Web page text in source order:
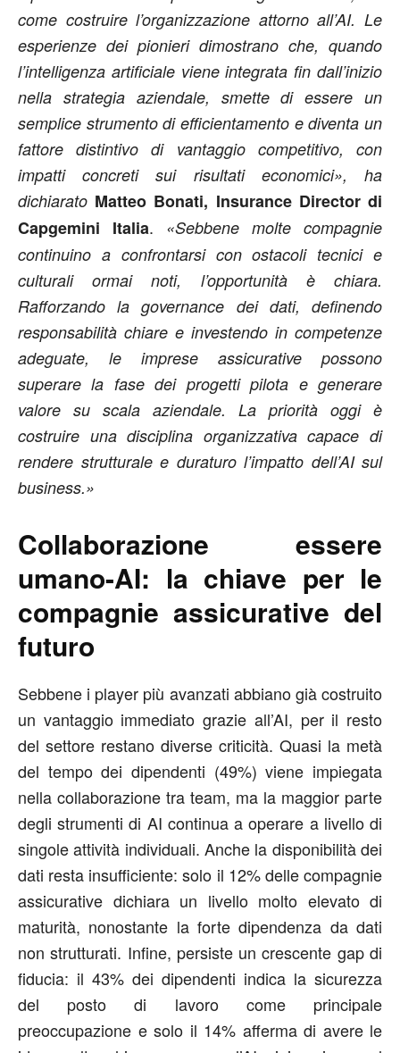
come costruire l’organizzazione attorno all’AI. Le
esperienze dei pionieri dimostrano che, quando
l’intelligenza artificiale viene integrata fin dall’inizio
nella strategia aziendale, smette di essere un
semplice strumento di efficientamento e diventa un
fattore distintivo di vantaggio competitivo, con
impatti concreti sui risultati economici», ha
dichiarato Matteo Bonati, Insurance Director di
Capgemini Italia. «Sebbene molte compagnie
continuino a confrontarsi con ostacoli tecnici e
culturali ormai noti, l’opportunità è chiara.
Rafforzando la governance dei dati, definendo
responsabilità chiare e investendo in competenze
adeguate, le imprese assicurative possono
superare la fase dei progetti pilota e generare
valore su scala aziendale. La priorità oggi è
costruire una disciplina organizzativa capace di
rendere strutturale e duraturo l’impatto dell’AI sul
business.»
Collaborazione essere
umano-AI: la chiave per le
compagnie assicurative del
futuro
Sebbene i player più avanzati abbiano già costruito
un vantaggio immediato grazie all’AI, per il resto
del settore restano diverse criticità. Quasi la metà
del tempo dei dipendenti (49%) viene impiegata
nella collaborazione tra team, ma la maggior parte
degli strumenti di AI continua a operare a livello di
singole attività individuali. Anche la disponibilità dei
dati resta insufficiente: solo il 12% delle compagnie
assicurative dichiara un livello molto elevato di
maturità, nonostante la forte dipendenza da dati
non strutturati. Infine, persiste un crescente gap di
fiducia: il 43% dei dipendenti indica la sicurezza
del posto di lavoro come principale
preoccupazione e solo il 14% afferma di avere le